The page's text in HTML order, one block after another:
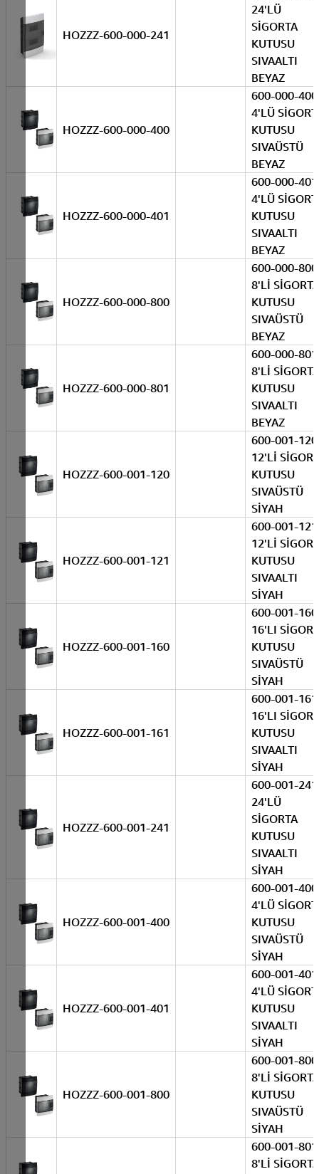
HOZZZ-600-000-241
24'LÜ
SİGORTA
KUTUSU
SIVAALTI
BEYAZ
HOZZZ-600-000-400
600-000-400
4'LÜ
KUTUSU
SIVAÜSTÜ
BEYAZ
HOZZZ-600-000-401
600-000-401
4'LÜ
KUTUSU
SIVAALTI
BEYAZ
HOZZZ-600-000-800
600-000-800
8'Lİ SİGORTA
KUTUSU
SIVAÜSTÜ
BEYAZ
HOZZZ-600-000-801
600-000-801
8'Lİ SİGORTA
KUTUSU
SIVAALTI
BEYAZ
HOZZZ-600-001-120
600-001-120
12'Lİ
KUTUSU
SIVAÜSTÜ
SİYAH
HOZZZ-600-001-121
600-001-121
12'Lİ
KUTUSU
SIVAALTI
SİYAH
HOZZZ-600-001-160
600-001-160
16'LI
KUTUSU
SIVAÜSTÜ
SİYAH
HOZZZ-600-001-161
600-001-161
16'LI
KUTUSU
SIVAALTI
SİYAH
HOZZZ-600-001-241
600-001-241
24'LÜ
SİGORTA
KUTUSU
SIVAALTI
SİYAH
HOZZZ-600-001-400
600-001-400
4'LÜ
KUTUSU
SIVAÜSTÜ
SİYAH
HOZZZ-600-001-401
600-001-401
4'LÜ
KUTUSU
SIVAALTI
SİYAH
HOZZZ-600-001-800
600-001-800
8'Lİ SİGORTA
KUTUSU
SIVAÜSTÜ
SİYAH
600-001-801
8'Lİ SİGORTA